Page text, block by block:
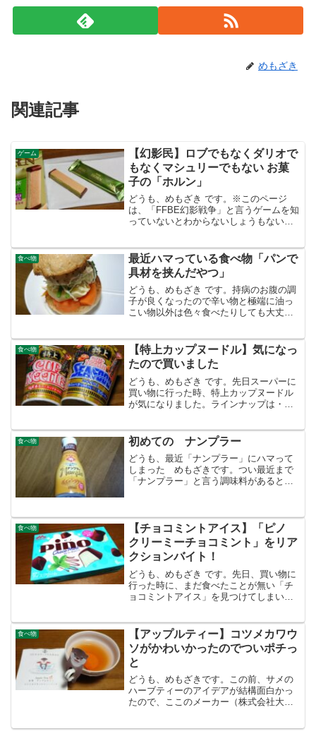
めもざき
関連記事
ゲーム
【幻影民】ロブでもなくダリオで
もなくマシュリーでもない お菓
子の「ホルン」
どうも、めもざき です。※このページ
は、「FFBE幻影戦争」と言うゲームを知
っていないとわからないしょうもないネ
ーナーを徘徊していたら「HORN（ホル
ン）」と言う文字が...
食べ物
最近ハマっている食べ物「パンで
具材を挟んだやつ」
どうも、めもざき です。持病のお腹の調
子が良くなったので辛い物と極端に油っ
こい物以外は色々食べたりしても大丈夫
ので少し心配ですが。最近ハマっている
のがコレサンドイッチ？...
食べ物
【特上カップヌードル】気になっ
たので買いました
どうも、めもざき です。先日スーパーに
買い物に行った時、特上カップヌードル
が気になりました。ラインナップは・特
ド・特上カップヌードル チリトマト発売
日は2024年9月...
食べ物 初めての ナンプラー
どうも、最近「ナンプラー」にハマって
しまった めもざきです。つい最近まで
「ナンプラー」と言う調味料があると言
目にとまってどんな味なの...
食べ物
【チョコミントアイス】「ピノ
クリーミーチョコミント」をリア
クションバイト！
どうも、めもざき です。先日、買い物に
行った時に、まだ食べたことが無い「チ
ョコミントアイス」を見つけてしまいま
見た目は同じですね。断面見たくて包丁
で切ってみたのですが、...
食べ物
【アップルティー】コツメカワウ
ソがかわいかったのでついポチっ
と
どうも、めもざきです。この前、サメの
ハーブティーのアイデアが結構面白かっ
たので、ここのメーカー（株式会社大翔